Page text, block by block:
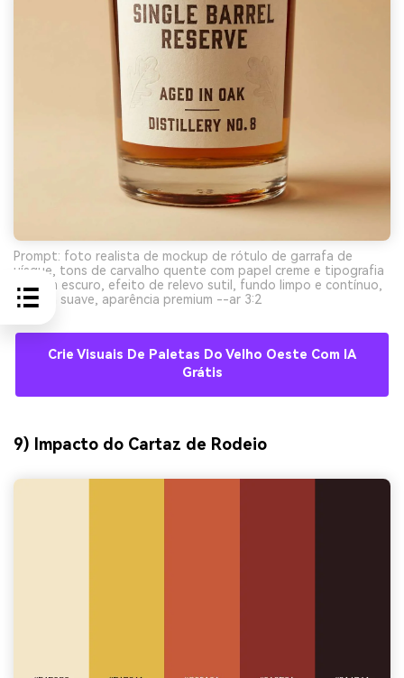
Prompt: foto realista de mockup de rótulo de garrafa de
uísque, tons de carvalho quente com papel creme e tipografia
marrom escuro, efeito de relevo sutil, fundo limpo e contínuo,
sombra suave, aparência premium --ar 3:2
Crie Visuais De Paletas Do Velho Oeste Com IA
Grátis
9) Impacto do Cartaz de Rodeio